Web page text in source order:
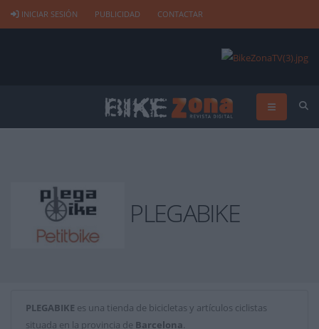
INICIAR SESIÓN PUBLICIDAD CONTACTAR
PLEGABIKE
PLEGABIKE es una tienda de bicicletas y artículos ciclistas
situada en la provincia de Barcelona.